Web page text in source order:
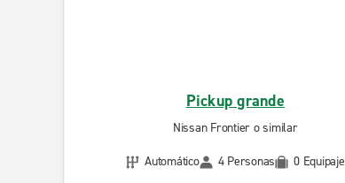
Pickup grande
Nissan Frontier o similar
Automático
4 Personas 0 Equipaje